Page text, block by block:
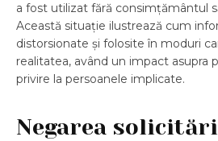
a fost utilizat fără consimțământul
Această situație ilustrează cum
distorsionate și folosite în moduri
realitatea, având un impact asupra
privire la persoanele implicate.
Negarea